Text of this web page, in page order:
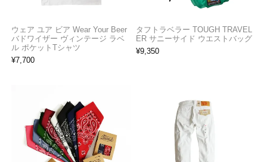
ウェア ユア ビア Wear Your Beer
バドワイザー ヴィンテージ ラベ
ル ポケットTシャツ
¥7,700
タフトラベラー TOUGH TRAVEL
ER サニーサイド ウエストバッグ
¥9,350